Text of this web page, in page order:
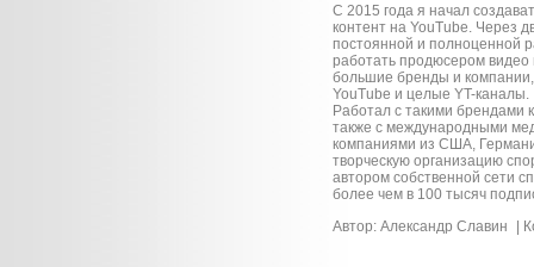
C 2015 года я начал
контент на YouTube. Через
постоянной и полноценной
работать продюсером видео
большие бренды и компании,
YouTube и целые YT-каналы.
Работал с такими брендами
также с международными
компаниями из США,
творческую организацию
автором собственной сети
более чем в 100 тысяч
Автор: Александр Славин
|